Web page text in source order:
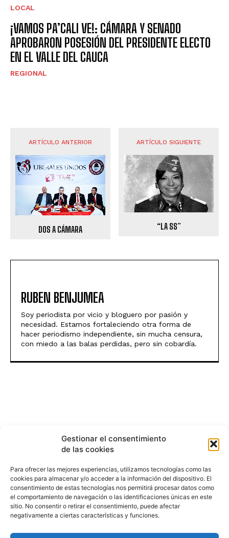
Gestionar el consentimiento
de las cookies
Para ofrecer las mejores experiencias, utilizamos tecnologías como las
cookies para almacenar y/o acceder a la información del dispositivo. El
consentimiento de estas tecnologías nos permitirá procesar datos como
el comportamiento de navegación o las identificaciones únicas en este
sitio. No consentir o retirar el consentimiento, puede afectar
negativamente a ciertas características y funciones.
LOCAL
¡VAMOS PA’CALI VE!: CÁMARA Y SENADO
APROBARON POSESIÓN DEL PRESIDENTE ELECTO
EN EL VALLE DEL CAUCA
REGIONAL
ARTÍCULO ANTERIOR
DOS A CÁMARA
ARTÍCULO SIGUIENTE
“LA SS”
RUBEN BENJUMEA
Soy periodista por vicio y bloguero por pasión y
necesidad. Estamos fortaleciendo otra forma de
hacer periodismo independiente, sin mucha censura,
con miedo a las balas perdidas, pero sin cobardía.